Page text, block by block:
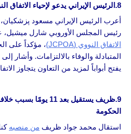
8.الرئيس الإيراني يدعو لإحياء الاتفاق النووي وسط توترات إقليمية
أعرب الرئيس الإيراني مسعود
رئيس المجلس الأوروبي شارل ميشيل،
الاتفاق النووي (JCPOA)
، مؤكداً على
المتبادلة والوفاء بالالتزامات. وأشار
يفتح أبواباً لمزيد من التعاون يتجاوز
9.ظريف يستقيل بعد 11
الحكومة
استقال محمد جواد ظريف من منصبه